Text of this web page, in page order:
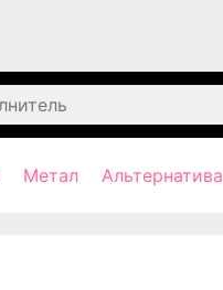
Метал Альтернатива